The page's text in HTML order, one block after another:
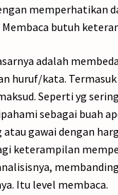
memperhatikan
butuh
adalah
huruf/kata.
Seperti yg
sebagai buah
gawai dengan
keterampilan
Itu level membaca.